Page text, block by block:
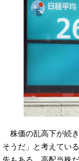
株価の乱高下が続
そうだ」と考えてい